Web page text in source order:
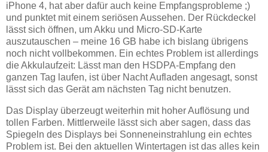
iPhone 4, hat aber dafür auch keine Empfangsprobleme ;)
und punktet mit einem seriösen Aussehen. Der Rückdeckel
lässt sich öffnen, um Akku und Micro-SD-Karte
auszutauschen – meine 16 GB habe ich bislang übrigens
noch nicht vollbekommen. Ein echtes Problem ist allerdings
die Akkulaufzeit: Lässt man den HSDPA-Empfang den
ganzen Tag laufen, ist über Nacht Aufladen angesagt, sonst
lässt sich das Gerät am nächsten Tag nicht benutzen.
Das Display überzeugt weiterhin mit hoher Auflösung und
tollen Farben. Mittlerweile lässt sich aber sagen, dass das
Spiegeln des Displays bei Sonneneinstrahlung ein echtes
Problem ist. Bei den aktuellen Wintertagen ist das alles kein